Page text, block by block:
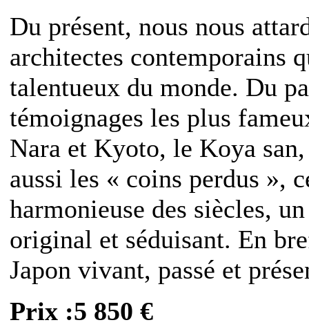
Du présent, nous nous
architectes contemporains
talentueux du monde. Du
témoignages les plus
Nara et Kyoto, le Koya
aussi les « coins perdus »,
harmonieuse des siècles,
original et séduisant. En
Japon vivant, passé et
Prix :5 850 €